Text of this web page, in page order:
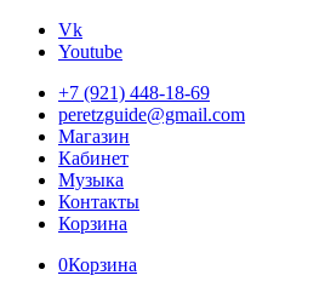
Vk
Youtube
+7 (921) 448-18-69
peretzguide@gmail.com
Магазин
Кабинет
Музыка
Контакты
Корзина
0Корзина